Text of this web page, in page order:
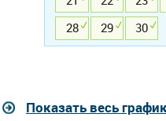
28
29 30
Показать весь